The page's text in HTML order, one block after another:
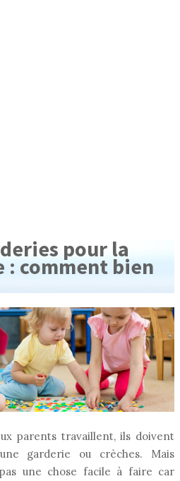
pour la
: comment bien
parents travaillent, ils doivent
garderie ou crèches. Mais
une chose facile à faire car